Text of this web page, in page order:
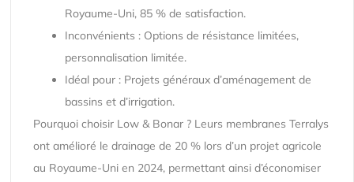
Royaume-Uni, 85 % de satisfaction.
Inconvénients : Options de résistance limitées,
personnalisation limitée.
Idéal pour : Projets généraux d’aménagement de
bassins et d’irrigation.
Pourquoi choisir Low & Bonar ? Leurs membranes Terralys
ont amélioré le drainage de 20 % lors d’un projet agricole
au Royaume-Uni en 2024, permettant ainsi d’économiser